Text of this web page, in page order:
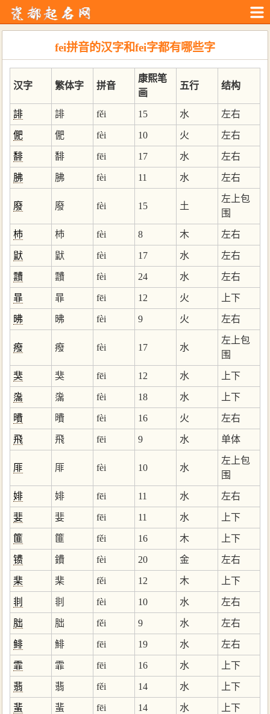
fei拼音的汉字和fei字都有哪些字
汉字 繁体字 拼音
康熙笔
画
五行 结构
誹 誹 fěi 15 水 左右
俷 俷 fèi 10 火 左右
馡 馡 fēi 17 水 左右
胇 胇 fèi 11 水 左右
廢 廢 fèi 15 土
左上包
围
杮 杮 fèi 8 木 左右
鼣 鼣 fèi 17 水 左右
靅 靅 fèi 24 水 左右
暃 暃 fēi 12 火 上下
昲 昲 fèi 9 火 左右
癈 癈 fèi 17 水
左上包
围
猆 猆 fēi 12 水 上下
濷 濷 fèi 18 水 上下
曊 曊 fèi 16 火 左右
飛 飛 fēi 9 水 单体
厞 厞 fèi 10 水
左上包
围
婔 婔 fēi 11 水 左右
婓 婓 fēi 11 水 上下
篚 篚 fěi 16 木 上下
镄 鐨 fèi 20 金 左右
棐 棐 fěi 12 木 上下
剕 剕 fèi 10 水 左右
朏 朏 fěi 9 水 左右
鲱 鯡 fēi 19 水 左右
霏 霏 fēi 16 水 上下
翡 翡 fěi 14 水 上下
蜚 蜚 fēi 14 水 上下